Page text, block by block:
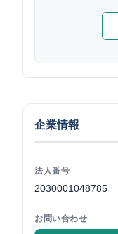
企業情報
法人番号
2030001048785
お問い合わせ